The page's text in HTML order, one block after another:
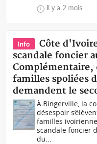
il y a 2 mois
Info
Côte
scandale foncier
Complémentaire,
familles spoliées
demandent le
À Bingerville, la
désespoir
familles
scandale foncier
du...